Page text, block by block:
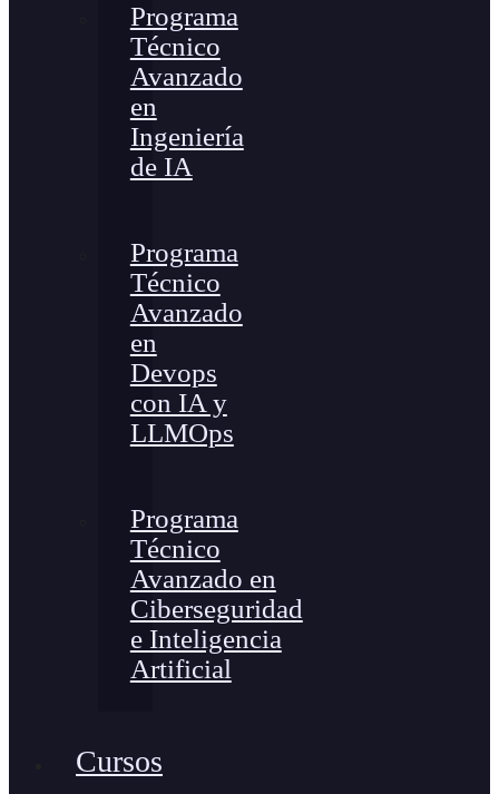
Programa
Técnico
Avanzado
en
Ingeniería
de IA
Programa
Técnico
Avanzado
en
Devops
con IA y
LLMOps
Programa
Técnico
Avanzado en
Ciberseguridad
e Inteligencia
Artificial
Cursos